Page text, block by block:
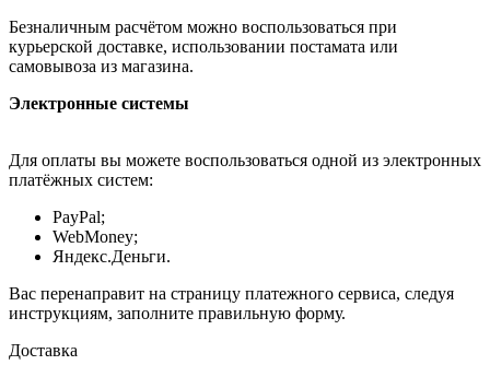
Безналичным расчётом можно воспользоваться при
курьерской доставке, использовании постамата или
самовывоза из магазина.
Электронные системы
Для оплаты вы можете воспользоваться одной из электронных
платёжных систем:
PayPal;
WebMoney;
Яндекс.Деньги.
Вас перенаправит на страницу платежного сервиса, следуя
инструкциям, заполните правильную форму.
Доставка